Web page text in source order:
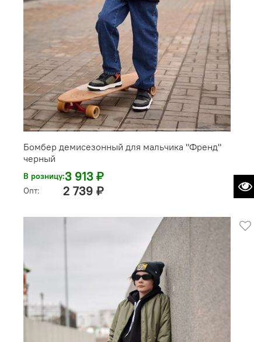
Бомбер демисезонный для мальчика "Френд"
черный
В розницу:3 913 ₽
Опт: 2 739 ₽